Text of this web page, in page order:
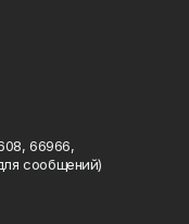
66966,
сообщений)